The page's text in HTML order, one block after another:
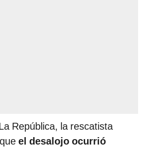
República, la rescatista
el desalojo ocurrió